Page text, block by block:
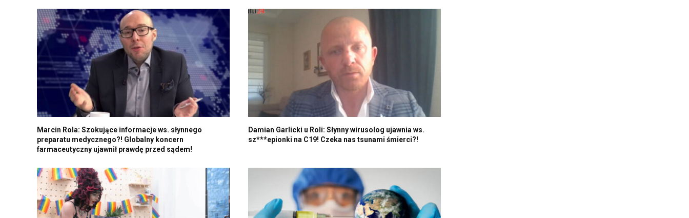
Marcin Rola: Szokujące informacje ws. słynnego
preparatu medycznego?! Globalny koncern
farmaceutyczny ujawnił prawdę przed sądem!
Damian Garlicki u Roli: Słynny wirusolog ujawnia ws.
sz***epionki na C19! Czeka nas tsunami śmierci?!